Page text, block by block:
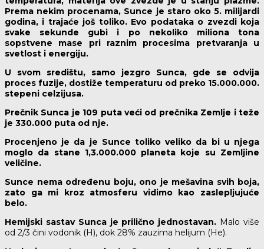
Prema nekim procenama, Sunce je staro oko 5. milijardi
godina, i trajaće još toliko. Evo podataka o zvezdi koja
svake sekunde gubi i po nekoliko miliona tona
sopstvene mase pri raznim procesima pretvaranja u
svetlost i energiju.
U svom središtu, samo jezgro Sunca, gde se odvija
proces fuzije, dostiže temperaturu od preko 15.000.000.
stepeni celzijusa.
Prečnik Sunca je 109 puta veći od prečnika Zemlje i teže
je 330.000 puta od nje.
Procenjeno je da je Sunce toliko veliko da bi u njega
moglo da stane 1,3.000.000 planeta koje su Zemljine
veličine.
Sunce nema određenu boju, ono je mešavina svih boja,
zato ga mi kroz atmosferu vidimo kao zaslepljujuće
belo.
Hemijski sastav Sunca je prilično jednostavan. Malo više
od 2/3 čini vodonik (H), dok 28% zauzima helijum (He).